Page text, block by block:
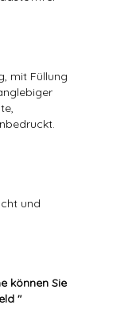
mit Füllung
und
können Sie
"